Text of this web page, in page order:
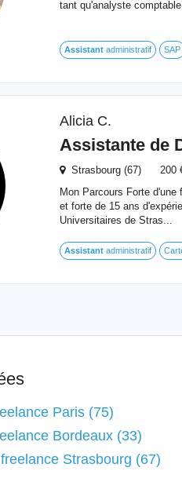
tant qu'analyste
Assistantadministratif SAP
Alicia C.
Assistante de
Strasbourg (67) 200
Mon Parcours Forte
et forte de 15 ans
Universitaires de Stras...
Assistantadministratif
Paris (75)
Bordeaux (33)
Strasbourg (67)